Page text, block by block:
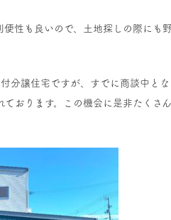
性も良いので、土地探しの際にも
分譲住宅ですが、すでに商談中と
おります。この機会に是非たくさ